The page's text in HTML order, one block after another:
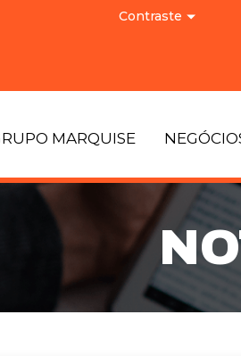
Contraste
MARQUISE